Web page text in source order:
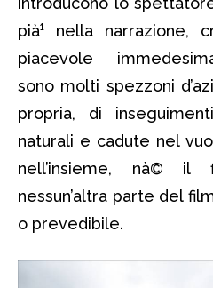
pià¹ nella narrazione,
piacevole
sono molti spezzoni
propria, di
naturali e cadute nel
nell’insieme, nà© il
nessun’altra parte del
o prevedibile.